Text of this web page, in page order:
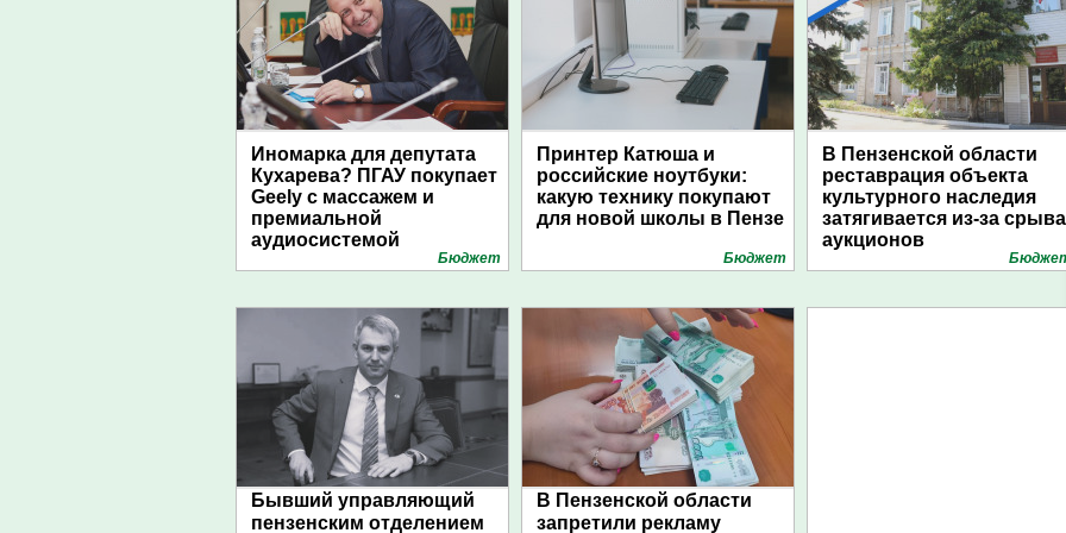
Иномарка для депутата
Кухарева? ПГАУ покупает
Geely с массажем и
премиальной
аудиосистемой
Бюджет
Принтер Катюша и
российские ноутбуки:
какую технику покупают
для новой школы в Пензе
Бюджет
В Пензенской области
реставрация объекта
культурного наследия
затягивается из-за срыва
аукционов
Бывший управляющий
пензенским отделением
В Пензенской области
запретили рекламу